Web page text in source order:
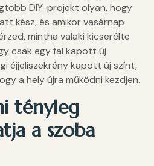
DIY-projekt olyan, hogy
kész, és amikor vasárnap
mintha valaki kicserélte
csak egy fal kapott új
éjjeliszekrény kapott új színt,
a hely újra működni kezdjen.
tényleg
a szoba